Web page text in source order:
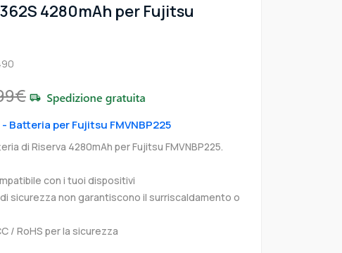
4280mAh per Fujitsu
per Fujitsu FMVNBP225
di Riserva 4280mAh per Fujitsu FMVNBP225.
con i tuoi dispositivi
sicurezza non garantiscono il surriscaldamento o
/ RoHS per la sicurezza